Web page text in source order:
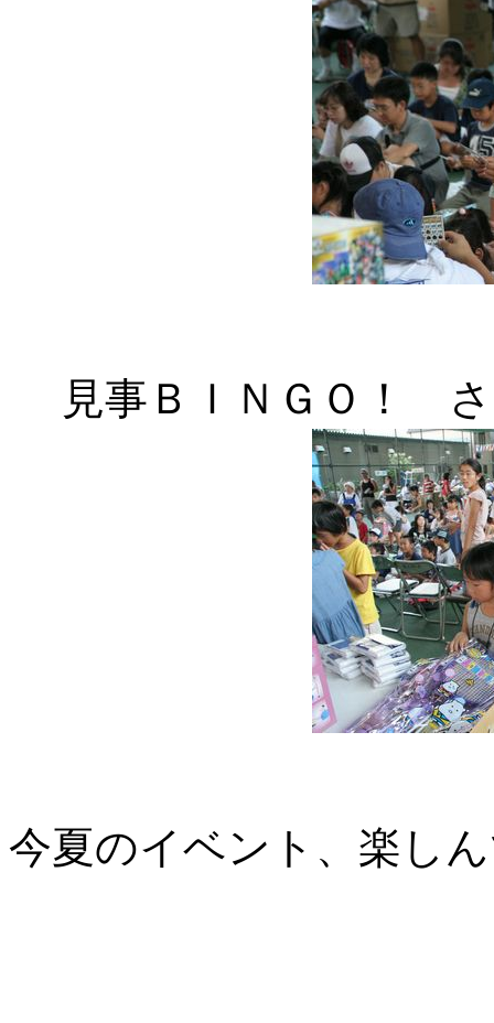
見事ＢＩＮＧＯ！
今夏のイベント、楽し